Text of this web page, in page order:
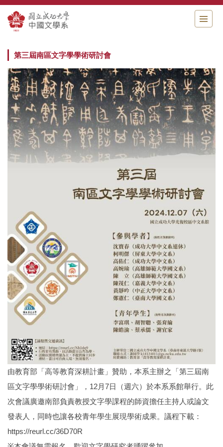
跳
到
主
內
容
區
第三屆南區文字學學術研討會
由教育部「高等教育深耕計畫」贊助，本系主辦之「第三屆南
區文字學學術研討會」，12月7日（週六）於本系系館舉行。此
次會議廣邀南部負責教授文字學課程的師資擔任主持人或論文
發表人，同時也讓各校青年學生展現學術成果。議程下載：
https://reurl.cc/36D70R